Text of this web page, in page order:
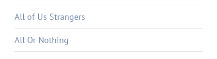
All of Us Strangers
All Or Nothing